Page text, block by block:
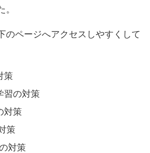
のページへアクセスしやすくして
策
習の対策
対策
策
対策